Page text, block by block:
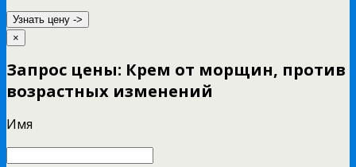
Узнать цену ->
×
Запрос цены: Крем от морщин, против
возрастных изменений
Имя